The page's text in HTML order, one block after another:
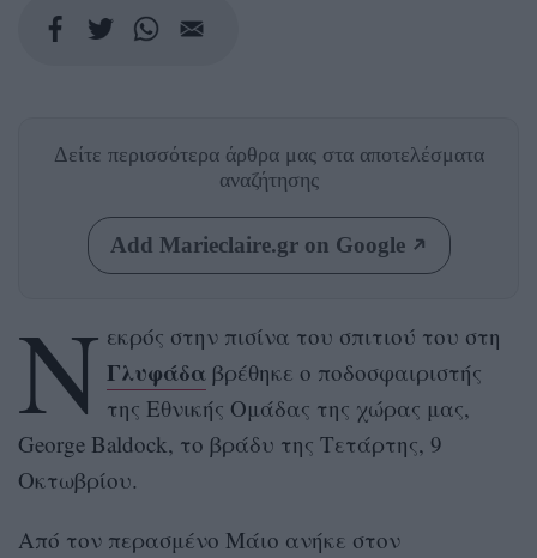
Δείτε περισσότερα άρθρα μας στα αποτελέσματα
αναζήτησης
Add Marieclaire.gr on Google
Ν εκρός στην πισίνα του σπιτιού του στη
Γλυφάδαβρέθηκε ο ποδοσφαιριστής
της Εθνικής Ομάδας της χώρας μας,
George Baldock, το βράδυ της Τετάρτης, 9
Οκτωβρίου.
Από τον περασμένο Μάιο ανήκε στον